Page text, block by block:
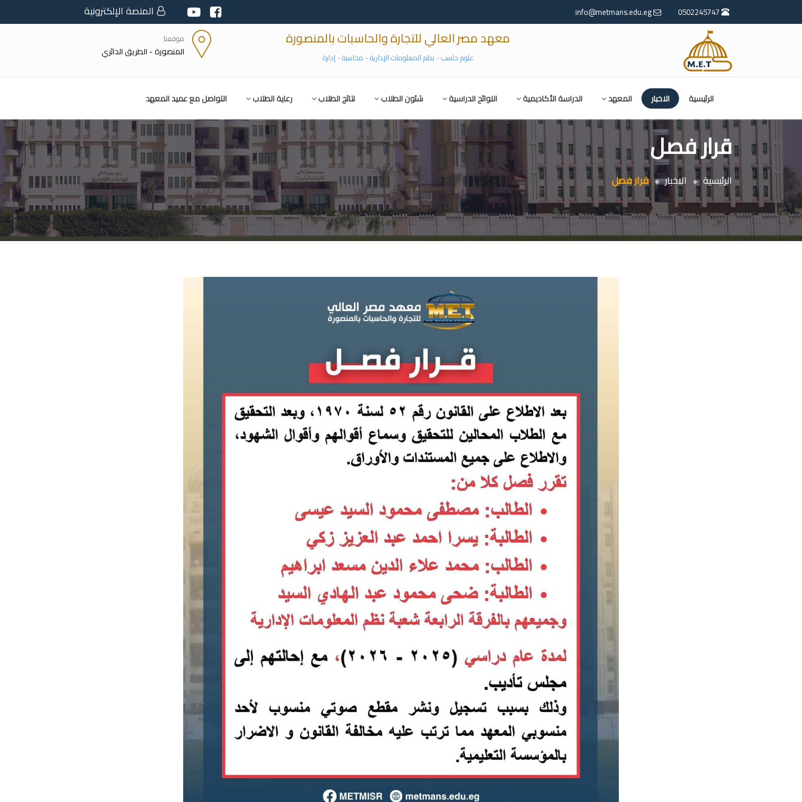
المنصة الإلكترونية
معهد مصر العالي للتجارة والحاسبات بالمنصورة
علوم حاسب - نظم المعلومات الإدارية - محاسبة - إدارة
موقعنا
المنصورة - الطريق الدائري
الرئيسية الاخبار المعهد الدراسة الأكاديمية اللوائح الدراسية شئون الطلاب نتائج الطلاب رعاية الطلاب التواصل مع عميد المعهد
قرار فصل
الرئيسية الاخبار قرار فصل